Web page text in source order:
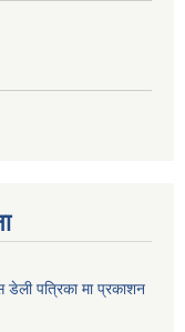
डेली पत्रिका मा प्रकाशन